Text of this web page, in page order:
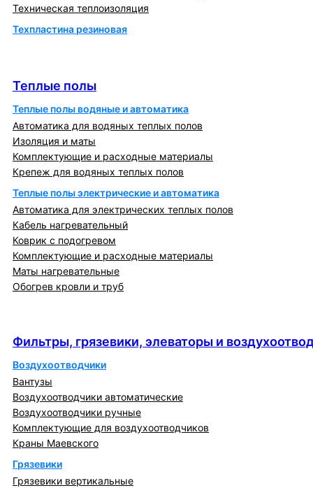
Техническая теплоизоляция
Техпластина резиновая
Теплые полы
Теплые полы водяные и автоматика
Автоматика для водяных теплых полов
Изоляция и маты
Комплектующие и расходные материалы
Крепеж для водяных теплых полов
Теплые полы электрические и автоматика
Автоматика для электрических теплых полов
Кабель нагревательный
Коврик с подогревом
Комплектующие и расходные материалы
Маты нагревательные
Обогрев кровли и труб
Фильтры, грязевики, элеваторы и
Воздухоотводчики
Вантузы
Воздухоотводчики автоматические
Воздухоотводчики ручные
Комплектующие для воздухоотводчиков
Краны Маевского
Грязевики
Грязевики вертикальные